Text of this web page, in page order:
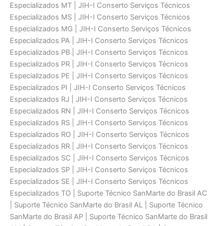
Especializados MT | JIH-I Conserto Serviços Técnicos
Especializados MS | JIH-I Conserto Serviços Técnicos
Especializados MG | JIH-I Conserto Serviços Técnicos
Especializados PA | JIH-I Conserto Serviços Técnicos
Especializados PB | JIH-I Conserto Serviços Técnicos
Especializados PR | JIH-I Conserto Serviços Técnicos
Especializados PE | JIH-I Conserto Serviços Técnicos
Especializados PI | JIH-I Conserto Serviços Técnicos
Especializados RJ | JIH-I Conserto Serviços Técnicos
Especializados RN | JIH-I Conserto Serviços Técnicos
Especializados RS | JIH-I Conserto Serviços Técnicos
Especializados RO | JIH-I Conserto Serviços Técnicos
Especializados RR | JIH-I Conserto Serviços Técnicos
Especializados SC | JIH-I Conserto Serviços Técnicos
Especializados SP | JIH-I Conserto Serviços Técnicos
Especializados SE | JIH-I Conserto Serviços Técnicos
Especializados TO | Suporte Técnico SanMarte do Brasil AC
| Suporte Técnico SanMarte do Brasil AL | Suporte Técnico
SanMarte do Brasil AP | Suporte Técnico SanMarte do Brasil